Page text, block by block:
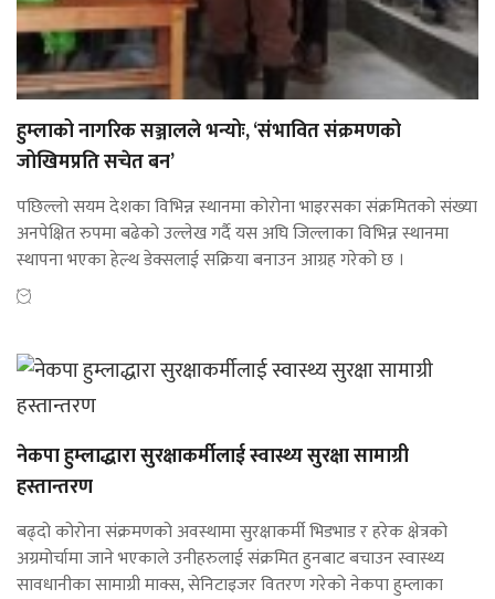
हुम्लाको नागरिक सञ्जालले भन्योः, ‘संभावित संक्रमणको
जोखिमप्रति सचेत बन’
पछिल्लो सयम देशका विभिन्न स्थानमा कोरोना भाइरसका संक्रमितको संख्या
अनपेक्षित रुपमा बढेको उल्लेख गर्दै यस अघि जिल्लाका विभिन्न स्थानमा
स्थापना भएका हेल्थ डेक्सलाई सक्रिया बनाउन आग्रह गरेको छ ।
नेकपा हुम्लाद्धारा सुरक्षाकर्मीलाई स्वास्थ्य सुरक्षा सामाग्री
हस्तान्तरण
बढ्दो कोरोना संक्रमणको अवस्थामा सुरक्षाकर्मी भिडभाड र हरेक क्षेत्रको
अग्रमोर्चामा जाने भएकाले उनीहरुलाई संक्रमित हुनबाट बचाउन स्वास्थ्य
सावधानीका सामाग्री माक्स, सेनिटाइजर वितरण गरेको नेकपा हुम्लाका